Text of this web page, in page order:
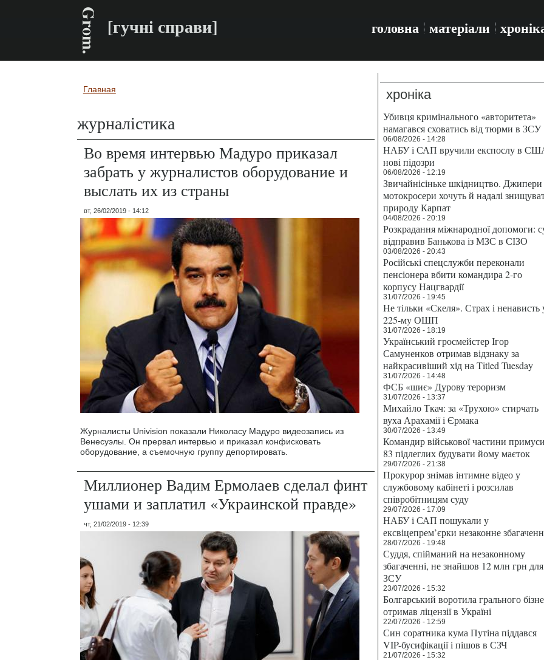
Grom. [гучні справи] головна матеріали
Вы здесь
Главная
журналістика
Во время интервью Мадуро приказал
забрать у журналистов оборудование и
выслать их из страны
вт, 26/02/2019 - 14:12
Журналисты Univision показали Николасу Мадуро видеозапись из
Венесуэлы. Он прервал интервью и приказал конфисковать
оборудование, а съемочную группу депортировать.
Миллионер Вадим Ермолаев сделал финт
ушами и заплатил «Украинской правде»
чт, 21/02/2019 - 12:39
хроніка
Убивця кримінального «авторитета»
намагався сховатись від тюрми в ЗСУ
06/08/2026 - 14:28
НАБУ і САП вручили експослу в
нові підозри
06/08/2026 - 12:19
Звичайнісіньке шкідництво. Джипери
мотокросери хочуть й надалі
природу Карпат
04/08/2026 - 20:19
Розкрадання міжнародної допомоги:
відправив Банькова із МЗС в СІЗО
03/08/2026 - 20:43
Російські спецслужби переконали
пенсіонера вбити командира 2-го
корпусу Нацгвардії
31/07/2026 - 19:45
Не тільки «Скеля». Страх і ненависть
225-му ОШП
31/07/2026 - 18:19
Український гросмейстер Ігор
Самуненков отримав відзнаку за
найкрасивіший хід на Titled Tuesday
31/07/2026 - 14:48
ФСБ «шиє» Дурову тероризм
31/07/2026 - 13:37
Михайло Ткач: за «Трухою» стирчать
вуха Арахамії і Єрмака
30/07/2026 - 13:49
Командир військової частини
83 підлеглих будувати йому маєток
29/07/2026 - 21:38
Прокурор знімав інтимне відео у
службовому кабінеті і розсилав
співробітницям суду
29/07/2026 - 17:09
НАБУ і САП пошукали у
ексвіцепрем’єрки незаконне
28/07/2026 - 19:48
Суддя, спійманий на незаконному
збагаченні, не знайшов 12 млн грн для
ЗСУ
23/07/2026 - 15:32
Болгарський воротила грального
отримав ліцензії в Україні
22/07/2026 - 12:59
Син соратника кума Путіна піддався
VIP-бусифікації і пішов в СЗЧ
21/07/2026 - 15:32